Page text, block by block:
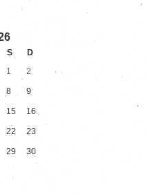
S
D
1
2
8 9
15 16
22 23
29 30